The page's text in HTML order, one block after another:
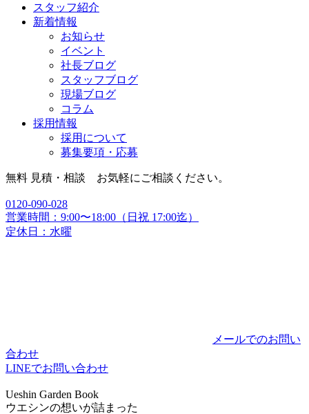
スタッフ紹介
新着情報
お知らせ
イベント
社長ブログ
スタッフブログ
現場ブログ
コラム
採用情報
採用について
募集要項・応募
無料 見積・相談 お気軽にご相談ください。
0120-090-028
営業時間：9:00〜18:00（日祝 17:00迄）
定休日：水曜
メールでのお問い
合わせ
LINEでお問い合わせ
Ueshin Garden Book
ウエシンの想いが詰まった